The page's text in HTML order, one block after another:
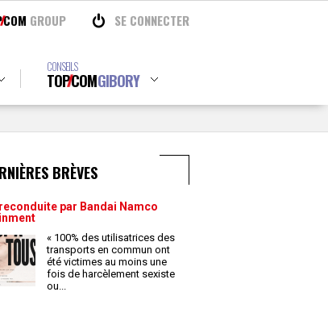
COM GROUP SE CONNECTER
CONSEILS
TOPCOMGIBORY
BRÈVES
par Bandai Namco
« 100% des utilisatrices des
transports en commun ont
été victimes au moins une
fois de harcèlement sexiste
ou...